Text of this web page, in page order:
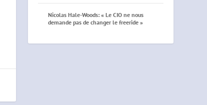
Nicolas Hale-Woods: « Le CIO ne nous
demande pas de changer le freeride »